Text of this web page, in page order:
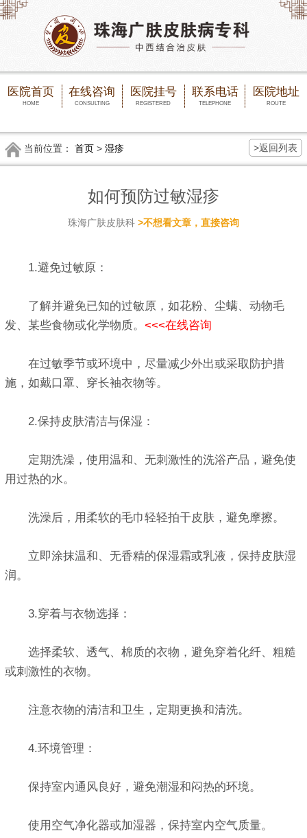
医院首页
HOME
在线咨询
CONSULTING
医院挂号
REGISTERED
联系电话
TELEPHONE
医院地址
ROUTE
当前位置： 首页> 湿疹 >返回列表
如何预防过敏湿疹
珠海广肤皮肤科 >不想看文章，直接咨询
1.避免过敏原：
了解并避免已知的过敏原，如花粉、尘螨、动物毛
发、某些食物或化学物质。 <<<在线咨询
在过敏季节或环境中，尽量减少外出或采取防护措
施，如戴口罩、穿长袖衣物等。
2.保持皮肤清洁与保湿：
定期洗澡，使用温和、无刺激性的洗浴产品，避免使
用过热的水。
洗澡后，用柔软的毛巾轻轻拍干皮肤，避免摩擦。
立即涂抹温和、无香精的保湿霜或乳液，保持皮肤湿
润。
3.穿着与衣物选择：
选择柔软、透气、棉质的衣物，避免穿着化纤、粗糙
或刺激性的衣物。
注意衣物的清洁和卫生，定期更换和清洗。
4.环境管理：
保持室内通风良好，避免潮湿和闷热的环境。
使用空气净化器或加湿器，保持室内空气质量。